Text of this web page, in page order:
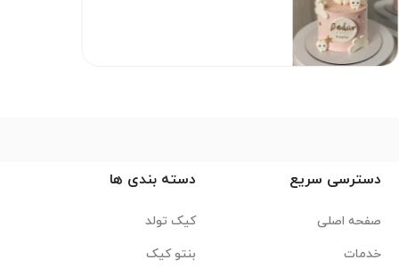
دسترسی سریع
صفحه اصلی
خدمات
دسته بندی ها
کیک تولد
بنتو کیک